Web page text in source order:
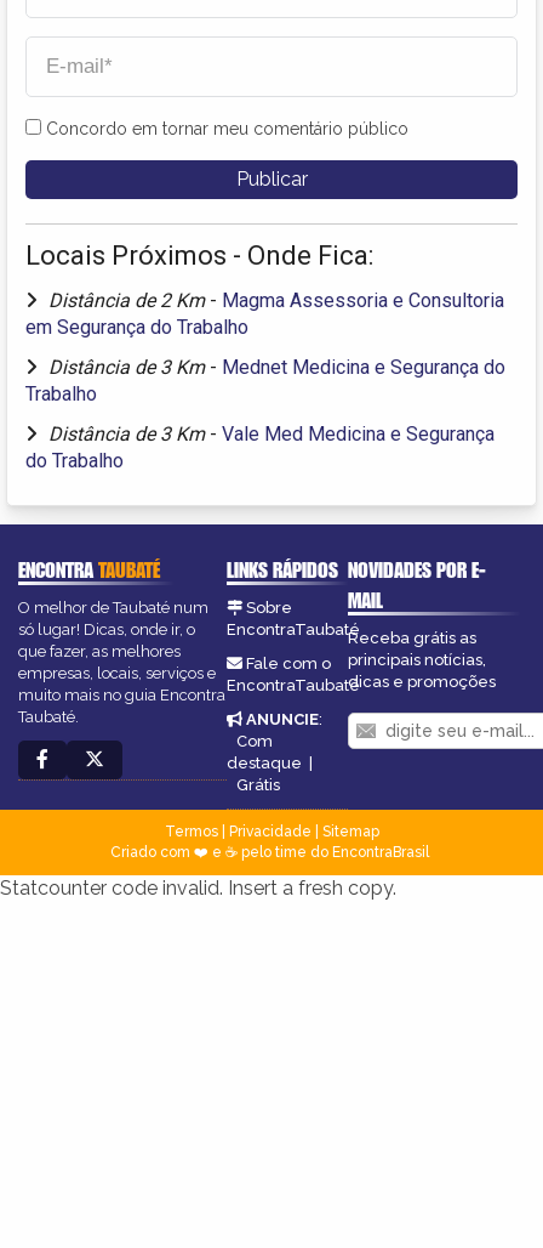
Concordo em tornar meu comentário público
Locais Próximos - Onde Fica:
Distância de 2 Km - Magma Assessoria e Consultoria
em Segurança do Trabalho
Distância de 3 Km - Mednet Medicina e Segurança do
Trabalho
Distância de 3 Km - Vale Med Medicina e Segurança
do Trabalho
ENCONTRATAUBATÉ
O melhor de Taubaté num
só lugar! Dicas, onde ir, o
que fazer, as melhores
empresas, locais, serviços e
muito mais no guia Encontra
Taubaté.
LINKS RÁPIDOS
Sobre
EncontraTaubaté
Fale com o
EncontraTaubaté
ANUNCIE:
Com
destaque |
Grátis
NOVIDADES POR E-
MAIL
Receba grátis as
principais notícias,
dicas e promoções
Termos| Privacidade
Sitemap
Criado com ❤️ e ☕ pelo time do EncontraBrasil
Statcounter code invalid. Insert a fresh copy.